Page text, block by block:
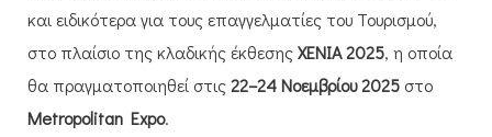
και ειδικότερα για τους επαγγελματίες του Τουρισμού,
στο πλαίσιο της κλαδικής έκθεσηςXENIA 2025, η οποία
θα πραγματοποιηθεί στις22–24 Νοεμβρίου 2025 στο
Metropolitan Expo.